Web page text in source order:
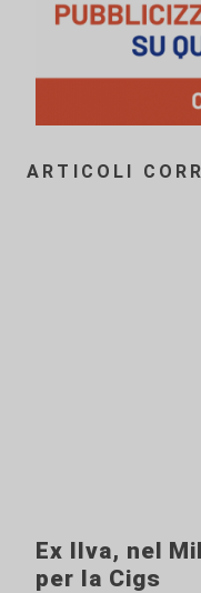
ARTICOLI
Ex Ilva, nel
per la Cigs